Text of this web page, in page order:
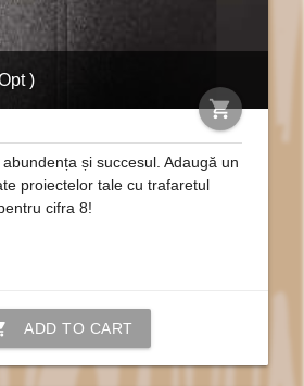
)
shopping_cart
și succesul. Adaugă un
proiectelor tale cu trafaretul
cifra 8!
ADD TO CART